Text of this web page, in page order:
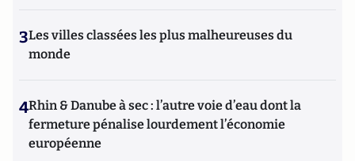
3Les villes classées les plus malheureuses du
monde
4Rhin & Danube à sec : l’autre voie d’eau dont la
fermeture pénalise lourdement l’économie
européenne